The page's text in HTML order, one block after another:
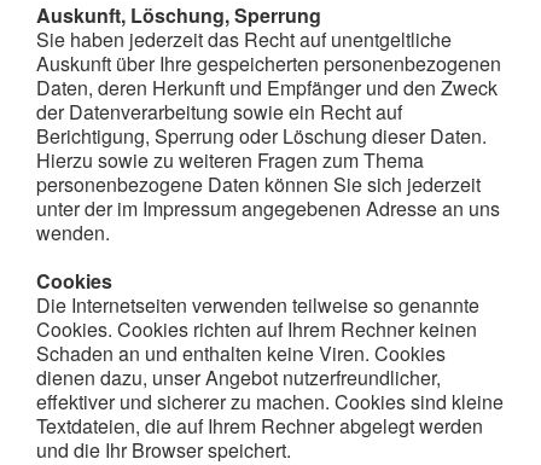
Auskunft, Löschung, Sperrung
Sie haben jederzeit das Recht auf unentgeltliche
Auskunft über Ihre gespeicherten personenbezogenen
Daten, deren Herkunft und Empfänger und den Zweck
der Datenverarbeitung sowie ein Recht auf
Berichtigung, Sperrung oder Löschung dieser Daten.
Hierzu sowie zu weiteren Fragen zum Thema
personenbezogene Daten können Sie sich jederzeit
unter der im Impressum angegebenen Adresse an uns
wenden.
Cookies
Die Internetseiten verwenden teilweise so genannte
Cookies. Cookies richten auf Ihrem Rechner keinen
Schaden an und enthalten keine Viren. Cookies
dienen dazu, unser Angebot nutzerfreundlicher,
effektiver und sicherer zu machen. Cookies sind kleine
Textdateien, die auf Ihrem Rechner abgelegt werden
und die Ihr Browser speichert.